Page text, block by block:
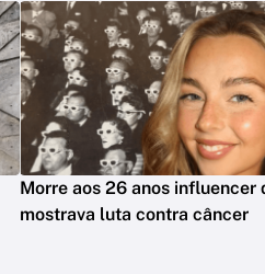
Morre aos 26 anos influencer
mostrava luta contra câncer